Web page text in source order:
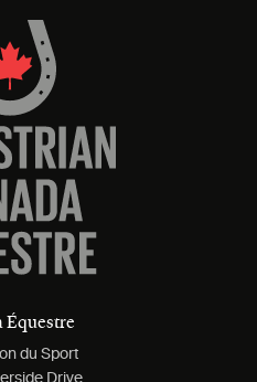
Équestre
du Sport
Drive